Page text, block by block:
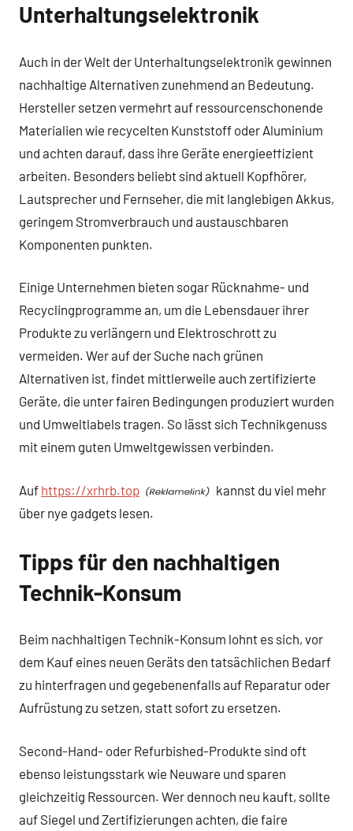
Unterhaltungselektronik
Auch in der Welt der Unterhaltungselektronik gewinnen
nachhaltige Alternativen zunehmend an Bedeutung.
Hersteller setzen vermehrt auf ressourcenschonende
Materialien wie recycelten Kunststoff oder Aluminium
und achten darauf, dass ihre Geräte energieeffizient
arbeiten. Besonders beliebt sind aktuell Kopfhörer,
Lautsprecher und Fernseher, die mit langlebigen Akkus,
geringem Stromverbrauch und austauschbaren
Komponenten punkten.
Einige Unternehmen bieten sogar Rücknahme- und
Recyclingprogramme an, um die Lebensdauer ihrer
Produkte zu verlängern und Elektroschrott zu
vermeiden. Wer auf der Suche nach grünen
Alternativen ist, findet mittlerweile auch zertifizierte
Geräte, die unter fairen Bedingungen produziert wurden
und Umweltlabels tragen. So lässt sich Technikgenuss
mit einem guten Umweltgewissen verbinden.
Auf https://xrhrb.top
kannst du viel mehr
über nye gadgets lesen.
Tipps für den nachhaltigen
Technik-Konsum
Beim nachhaltigen Technik-Konsum lohnt es sich, vor
dem Kauf eines neuen Geräts den tatsächlichen Bedarf
zu hinterfragen und gegebenenfalls auf Reparatur oder
Aufrüstung zu setzen, statt sofort zu ersetzen.
Second-Hand- oder Refurbished-Produkte sind oft
ebenso leistungsstark wie Neuware und sparen
gleichzeitig Ressourcen. Wer dennoch neu kauft, sollte
auf Siegel und Zertifizierungen achten, die faire